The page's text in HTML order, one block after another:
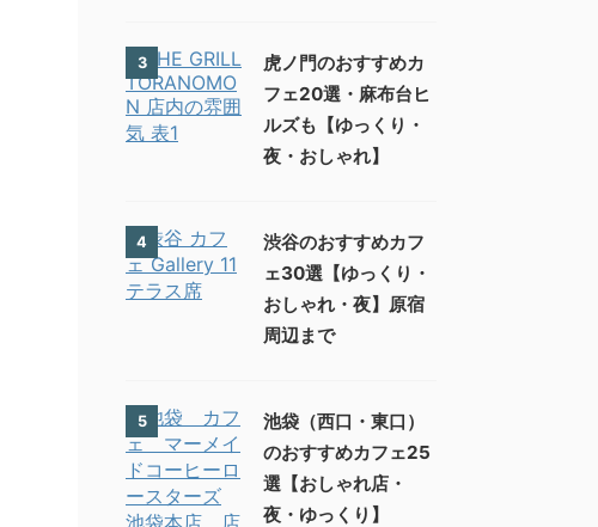
3
虎ノ門のおすすめカ
フェ20選・麻布台ヒ
ルズも【ゆっくり・
夜・おしゃれ】
4
渋谷のおすすめカフ
ェ30選【ゆっくり・
おしゃれ・夜】原宿
周辺まで
5
池袋（西口・東口）
のおすすめカフェ25
選【おしゃれ店・
夜・ゆっくり】